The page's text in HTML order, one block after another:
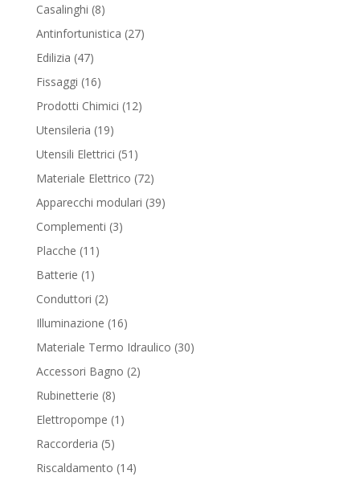
Casalinghi 88
products
Antinfortunistica 2727
Edilizia 4747
products
Fissaggi 1616
products
Prodotti Chimici 1212
Utensileria 1919
products
Utensili Elettrici 51 51
products
Materiale Elettrico 7272
products
Apparecchi modulari 3939
Complementi 33
Placche 11 11
Batterie 1 1
product
Conduttori 22
products
Illuminazione 1616
products
Materiale Termo Idraulico 3030
Accessori Bagno 22
Rubinetterie 88
products
Elettropompe 1 1
Raccorderia 55
products
Riscaldamento 1414